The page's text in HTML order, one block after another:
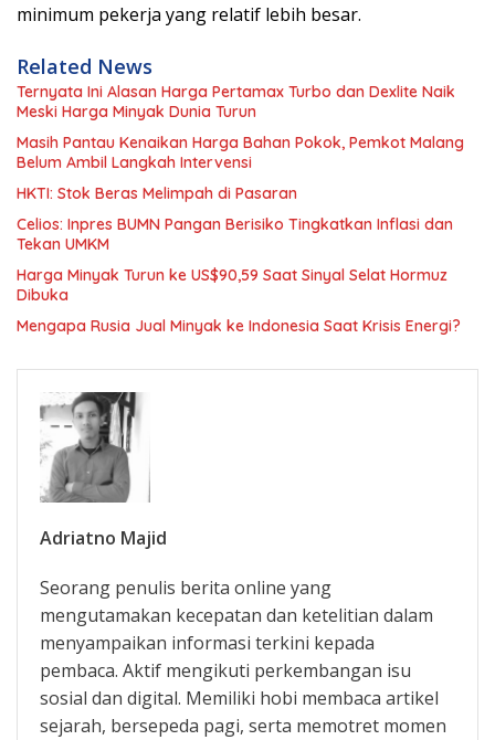
minimum pekerja yang relatif lebih besar.
Related News
Ternyata Ini Alasan Harga Pertamax Turbo dan Dexlite Naik
Meski Harga Minyak Dunia Turun
Masih Pantau Kenaikan Harga Bahan Pokok, Pemkot Malang
Belum Ambil Langkah Intervensi
HKTI: Stok Beras Melimpah di Pasaran
Celios: Inpres BUMN Pangan Berisiko Tingkatkan Inflasi dan
Tekan UMKM
Harga Minyak Turun ke US$90,59 Saat Sinyal Selat Hormuz
Dibuka
Mengapa Rusia Jual Minyak ke Indonesia Saat Krisis Energi?
Adriatno Majid
Seorang penulis berita online yang
mengutamakan kecepatan dan ketelitian dalam
menyampaikan informasi terkini kepada
pembaca. Aktif mengikuti perkembangan isu
sosial dan digital. Memiliki hobi membaca artikel
sejarah, bersepeda pagi, serta memotret momen